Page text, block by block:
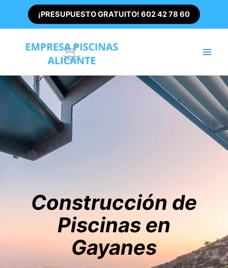
contenido
¡PRESUPUESTO GRATUITO! 602 42 78 60
Construcción de
Piscinas en
Gayanes